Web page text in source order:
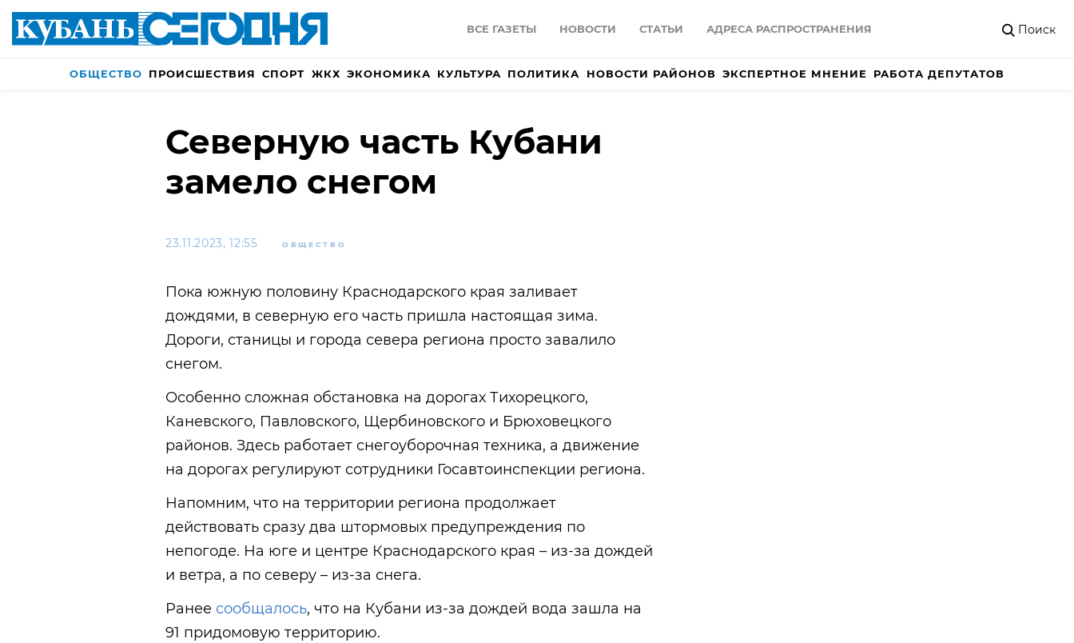
ВСЕ ГАЗЕТЫ НОВОСТИ СТАТЬИ АДРЕСА РАСПРОСТРАНЕНИЯ Поиск
ОБЩЕСТВО ПРОИСШЕСТВИЯ СПОРТ ЖКХ ЭКОНОМИКА КУЛЬТУРА ПОЛИТИКА НОВОСТИ РАЙОНОВ ЭКСПЕРТНОЕ МНЕНИЕ РАБОТА ДЕПУТАТОВ
Северную часть Кубани
замело снегом
23.11.2023, 12:55 ОБЩЕСТВО
Пока южную половину Краснодарского края заливает
дождями, в северную его часть пришла настоящая зима.
Дороги, станицы и города севера региона просто завалило
снегом.
Особенно сложная обстановка на дорогах Тихорецкого,
Каневского, Павловского, Щербиновского и Брюховецкого
районов. Здесь работает снегоуборочная техника, а движение
на дорогах регулируют сотрудники Госавтоинспекции региона.
Напомним, что на территории региона продолжает
действовать сразу два штормовых предупреждения по
непогоде. На юге и центре Краснодарского края – из-за дождей
и ветра, а по северу – из-за снега.
Ранее сообщалось, что на Кубани из-за дождей вода зашла на
91 придомовую территорию.